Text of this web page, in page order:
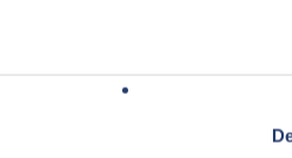
bieten in der Regel die